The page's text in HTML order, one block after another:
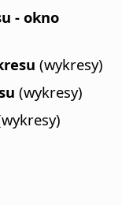
- okno
(wykresy)
(wykresy)